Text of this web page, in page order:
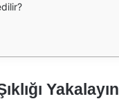
Yakalayın